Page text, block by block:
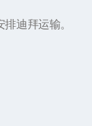
迪拜运输。